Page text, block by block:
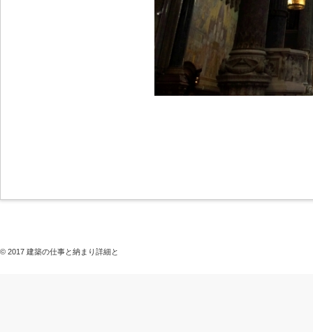
© 2017 建築の仕事と納まり詳細と